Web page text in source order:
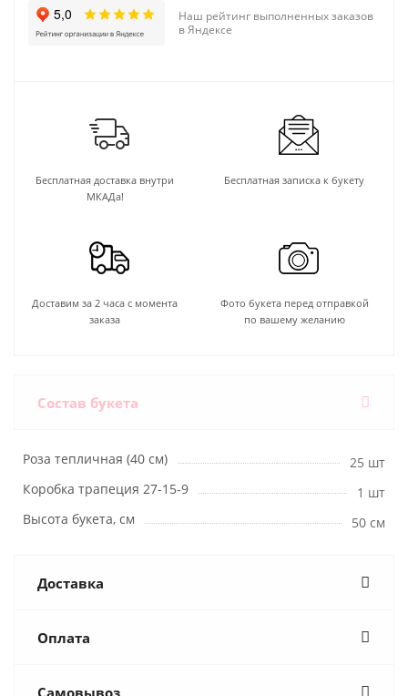
Наш рейтинг выполненных заказов
в Яндексе
Бесплатная доставка внутри
МКАДа!
Бесплатная записка к букету
Доставим за 2 часа с момента
заказа
Фото букета перед отправкой
по вашему желанию
Состав букета
Роза тепличная (40 см)
25 шт
Коробка трапеция 27-15-9
1 шт
Высота букета, см
50 см
Доставка
Оплата
Самовывоз